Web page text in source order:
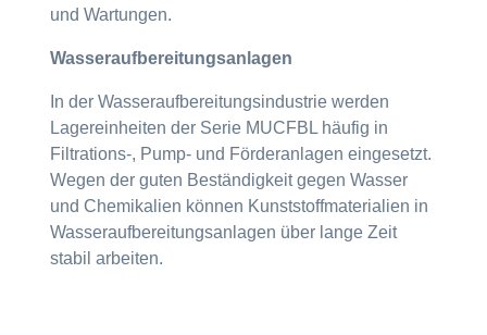
und Wartungen.
Wasseraufbereitungsanlagen
In der Wasseraufbereitungsindustrie werden
Lagereinheiten der Serie MUCFBL häufig in
Filtrations-, Pump- und Förderanlagen eingesetzt.
Wegen der guten Beständigkeit gegen Wasser
und Chemikalien können Kunststoffmaterialien in
Wasseraufbereitungsanlagen über lange Zeit
stabil arbeiten.